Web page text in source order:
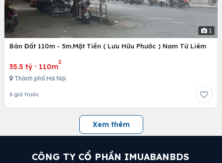
1
Bán Đất 110m - 5m.Mặt Tiền ( Lưu Hữu Phước ) Nam Từ Liêm
35.5 tỷ · 110m
2
Thành phố Hà Nội
6 giờ trước
Xem thêm
CÔNG TY CỔ PHẦN IMUABANBDS